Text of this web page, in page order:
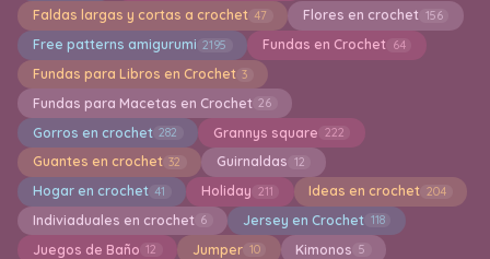
Faldas largas y cortas a crochet 47 Flores en crochet 156
Free patterns amigurumi 2195 Fundas en Crochet 64
Fundas para Libros en Crochet 3
Fundas para Macetas en Crochet 26
Gorros en crochet 282 Grannys square 222
Guantes en crochet 32 Guirnaldas 12
Hogar en crochet 41 Holiday 211 Ideas en crochet 204
Indiviaduales en crochet 6 Jersey en Crochet 118
Juegos de Baño 12 Jumper 10 Kimonos 5